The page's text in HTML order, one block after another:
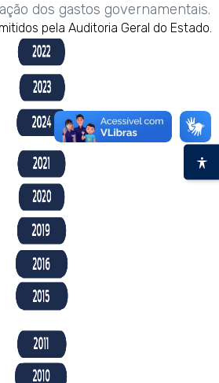
dos gastos governamentais.
pela Auditoria Geral do Estado.